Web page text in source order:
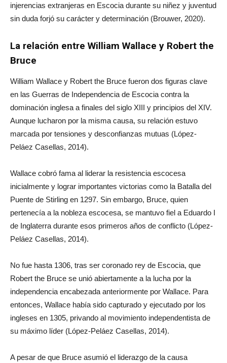
injerencias extranjeras en Escocia durante su niñez y juventud
sin duda forjó su carácter y determinación (Brouwer, 2020).
La relación entre William Wallace y Robert the
Bruce
William Wallace y Robert the Bruce fueron dos figuras clave
en las Guerras de Independencia de Escocia contra la
dominación inglesa a finales del siglo XIII y principios del XIV.
Aunque lucharon por la misma causa, su relación estuvo
marcada por tensiones y desconfianzas mutuas (López-
Peláez Casellas, 2014).
Wallace cobró fama al liderar la resistencia escocesa
inicialmente y lograr importantes victorias como la Batalla del
Puente de Stirling en 1297. Sin embargo, Bruce, quien
pertenecía a la nobleza escocesa, se mantuvo fiel a Eduardo I
de Inglaterra durante esos primeros años de conflicto (López-
Peláez Casellas, 2014).
No fue hasta 1306, tras ser coronado rey de Escocia, que
Robert the Bruce se unió abiertamente a la lucha por la
independencia encabezada anteriormente por Wallace. Para
entonces, Wallace había sido capturado y ejecutado por los
ingleses en 1305, privando al movimiento independentista de
su máximo líder (López-Peláez Casellas, 2014).
A pesar de que Bruce asumió el liderazgo de la causa